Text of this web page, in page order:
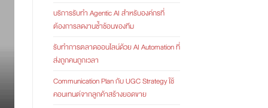
บริการรับทำ Agentic AI สำหรับองค์กรที่
ต้องการลดงานซ้ำซ้อนของทีม
รับทำการตลาดออนไลน์ด้วย AI Automation ที่
ส่งถูกคนถูกเวลา
Communication Plan กับ UGC Strategy ใช้
คอนเทนต์จากลูกค้าสร้างยอดขาย